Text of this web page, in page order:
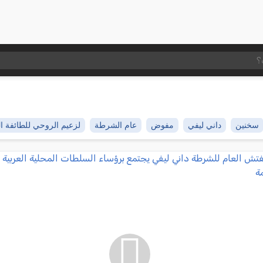
سخنين داني ليفي مفوض عام الشرطة لزعيم الروحي للطائفة